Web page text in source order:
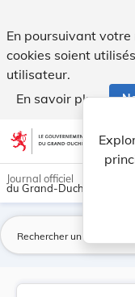
En poursuivant
cookies soient
utilisateur.
En savoir plus
Aller au contenu
Journal officiel
du Grand-Duché de